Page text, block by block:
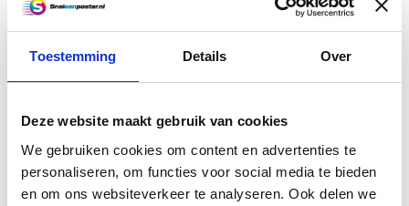
Toestemming Details Over
Deze website maakt gebruik van cookies
We gebruiken cookies om content en advertenties te
personaliseren, om functies voor social media te bieden
en om ons websiteverkeer te analyseren. Ook delen we
colour offset gedrukt op 135 grams
papier. De levertijd hiervan is 4 a 5
Informatie